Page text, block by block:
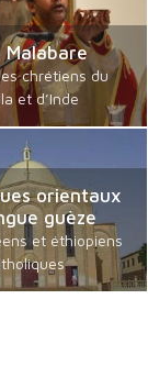
Malabare
chrétiens du
et d’Inde
orientaux
guèze
et éthiopiens